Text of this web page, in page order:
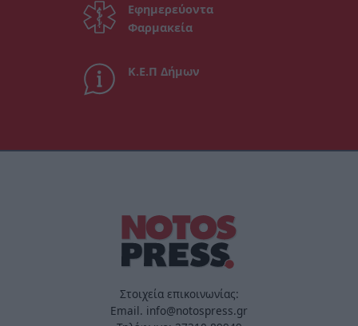
Εφημερεύοντα
Φαρμακεία
Κ.Ε.Π Δήμων
Στοιχεία επικοινωνίας:
Email. info@notospress.gr